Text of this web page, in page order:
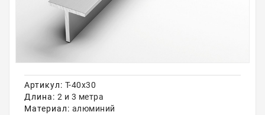
Самовывоз
Акции
Артикул: Т-40х30
Длина: 2 и 3 метра
Материал: алюминий